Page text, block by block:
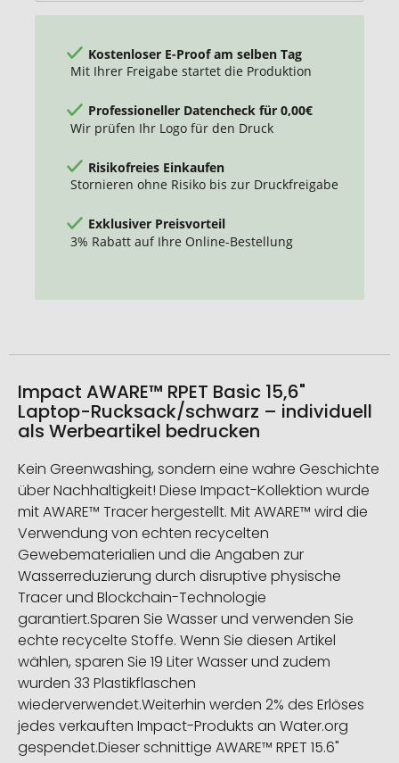
Kostenloser E-Proof am selben Tag
Mit Ihrer Freigabe startet die Produktion
Professioneller Datencheck für 0,00€
Wir prüfen Ihr Logo für den Druck
Risikofreies Einkaufen
Stornieren ohne Risiko bis zur Druckfreigabe
Exklusiver Preisvorteil
3% Rabatt auf Ihre Online-Bestellung
Impact AWARE™ RPET Basic 15,6"
Laptop-Rucksack/schwarz – individuell
als Werbeartikel bedrucken
Kein Greenwashing, sondern eine wahre Geschichte
über Nachhaltigkeit! Diese Impact-Kollektion wurde
mit AWARE™ Tracer hergestellt. Mit AWARE™ wird die
Verwendung von echten recycelten
Gewebematerialien und die Angaben zur
Wasserreduzierung durch disruptive physische
Tracer und Blockchain-Technologie
garantiert.Sparen Sie Wasser und verwenden Sie
echte recycelte Stoffe. Wenn Sie diesen Artikel
wählen, sparen Sie 19 Liter Wasser und zudem
wurden 33 Plastikflaschen
wiederverwendet.Weiterhin werden 2% des Erlöses
jedes verkauften Impact-Produkts an Water.org
gespendet.Dieser schnittige AWARE™ RPET 15.6"